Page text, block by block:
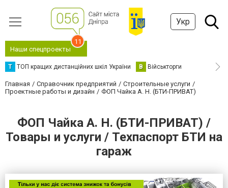
Укр
Наши спецпроекты
11
Т ТОП кращих дистанційних шкіл України В Військторги
Главная Справочник предприятий
Строительные услуги
Проектные работы и дизайн
ФОП Чайка А. Н. (БТИ-ПРИВАТ)
ФОП Чайка А. Н. (БТИ-ПРИВАТ) /
Товары и услуги / Техпаспорт БТИ на
гараж